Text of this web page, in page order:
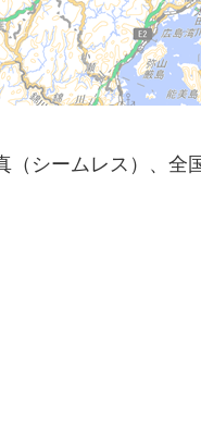
（シームレス）、全